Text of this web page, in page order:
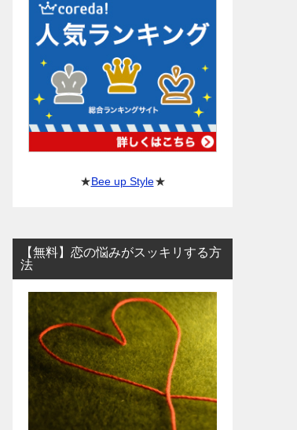
★Bee up Style★
【無料】恋の悩みがスッキリする方
法